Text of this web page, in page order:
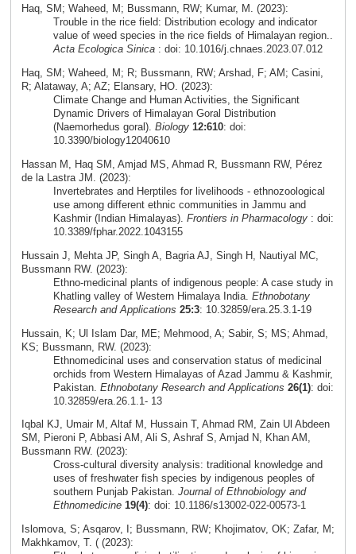
Haq, SM; Waheed, M; Bussmann, RW; Kumar, M. (2023):
Trouble in the rice field: Distribution ecology and indicator
value of weed species in the rice fields of Himalayan region..
Acta Ecologica Sinica: doi: 10.1016/j.chnaes.2023.07.012
Haq, SM; Waheed, M; R; Bussmann, RW; Arshad, F; AM; Casini,
R; Alataway, A; AZ; Elansary, HO. (2023):
Climate Change and Human Activities, the Significant
Dynamic Drivers of Himalayan Goral Distribution
(Naemorhedus goral). Biology 12:610: doi:
10.3390/biology12040610
Hassan M, Haq SM, Amjad MS, Ahmad R, Bussmann RW, Pérez
de la Lastra JM. (2023):
Invertebrates and Herptiles for livelihoods - ethnozoological
use among different ethnic communities in Jammu and
Kashmir (Indian Himalayas). Frontiers in Pharmacology: doi:
10.3389/fphar.2022.1043155
Hussain J, Mehta JP, Singh A, Bagria AJ, Singh H, Nautiyal MC,
Bussmann RW. (2023):
Ethno-medicinal plants of indigenous people: A case study in
Khatling valley of Western Himalaya India. Ethnobotany
Research and Applications 25:3: 10.32859/era.25.3.1-19
Hussain, K; Ul Islam Dar, ME; Mehmood, A; Sabir, S; MS; Ahmad,
KS; Bussmann, RW. (2023):
Ethnomedicinal uses and conservation status of medicinal
orchids from Western Himalayas of Azad Jammu & Kashmir,
Pakistan. Ethnobotany Research and Applications 26(1): doi:
10.32859/era.26.1.1- 13
Iqbal KJ, Umair M, Altaf M, Hussain T, Ahmad RM, Zain Ul Abdeen
SM, Pieroni P, Abbasi AM, Ali S, Ashraf S, Amjad N, Khan AM,
Bussmann RW. (2023):
Cross-cultural diversity analysis: traditional knowledge and
uses of freshwater fish species by indigenous peoples of
southern Punjab Pakistan. Journal of Ethnobiology and
Ethnomedicine 19(4): doi: 10.1186/s13002-022-00573-1
Islomova, S; Asqarov, I; Bussmann, RW; Khojimatov, OK; Zafar, M;
Makhkamov, T. ( (2023):